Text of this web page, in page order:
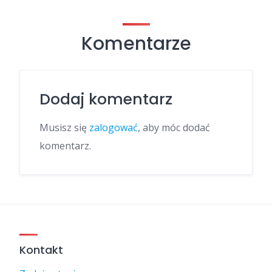
Komentarze
Dodaj komentarz
Musisz się zalogować, aby móc dodać
komentarz.
Kontakt